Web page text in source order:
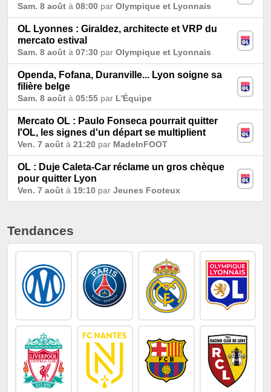
Sam. 8 août à 08:00 par Olympique et Lyonnais
OL Lyonnes : Giraldez, architecte et VRP du
mercato estival
Sam. 8 août à 07:30 par Olympique et Lyonnais
Openda, Fofana, Duranville... Lyon soigne sa
filière belge
Sam. 8 août à 05:55 par L'Équipe
Mercato OL : Paulo Fonseca pourrait quitter
l'OL, les signes d'un départ se multiplient
Ven. 7 août à 21:20 par MadeInFOOT
OL : Duje Caleta-Car réclame un gros chèque
pour quitter Lyon
Ven. 7 août à 19:10 par Jeunes Footeux
Tendances